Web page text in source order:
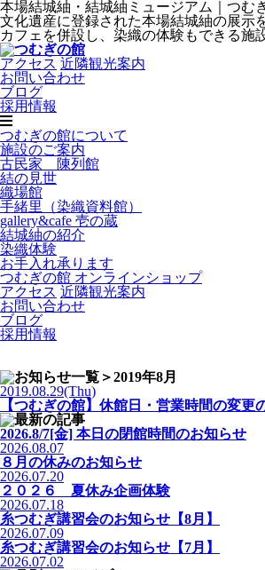
本場結城紬・結城紬ミュージアム｜つむ
文化遺産に登録された本場結城紬の展示
カフェを併設し、染織の体験もできる施
アクセス 近隣観光案内
お問い合わせ
ブログ
採用情報
つむぎの館について
施設のご案内
古民家 陳列館
結の見世
織場館
手緒里（染織資料館）
gallery&cafe 壱の蔵
結城紬の紹介
染織体験
お手入れ承ります
つむぎの館 オンラインショップ
アクセス 近隣観光案内
お問い合わせ
ブログ
採用情報
＞2019年8月
2019.08.29(Thu)
【つむぎの館】休館日・営業時間の変更
2026.8/7[金] 本日の閉館時間のお知らせ
2026.08.07
８月の休みのお知らせ
2026.07.20
２０２６ 夏休み企画体験
2026.07.18
糸つむぎ講習会のお知らせ【8月】
2026.07.09
糸つむぎ講習会のお知らせ【7月】
2026.07.02